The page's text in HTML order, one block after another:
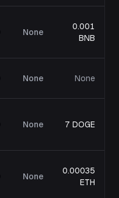
None
0.001
BNB
None None
None 7 DOGE
None
0.00035
ETH